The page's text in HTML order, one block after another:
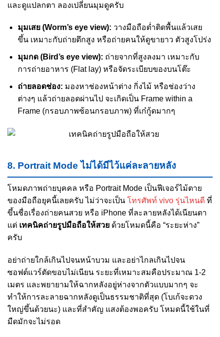
และดูแปลกตา ลองเปลี่ยนมุมดูครับ
มุมเสย (Worm’s eye view): วางมือถือต่ำติดพื้นแล้วเสย
ขึ้น เหมาะกับถ่ายตึกสูง หรือถ่ายคนให้ดูขายาว ตัวสูงโปร่ง
มุมกด (Bird’s eye view): ถ่ายจากที่สูงลงมา เหมาะกับ
การถ่ายอาหาร (Flat lay) หรือจัดระเบียบของบนโต๊ะ
ถ่ายลอดช่อง: มองหาช่องหน้าต่าง กิ่งไม้ หรือช่องว่าง
ต่างๆ แล้วถ่ายลอดผ่านไป จะเกิดเป็น Frame within a
Frame (กรอบภาพซ้อนกรอบภาพ) ที่เก๋กู้ดมากๆ
8. Portrait Mode ไม่ได้มีไว้แค่ละลายหลัง
โหมดภาพถ่ายบุคคล หรือ Portrait Mode เป็นฟีเจอร์ไม้ตาย
ของมือถือยุคนี้เลยครับ ไม่ว่าจะเป็น โทรศัพท์ vivo รุ่นไหนดี ที่
ขึ้นชื่อเรื่องถ่ายคนสวย หรือ iPhone ที่ละลายหลังได้เนียนตา
แต่ เทคนิคถ่ายรูปมือถือให้สวย ด้วยโหมดนี้คือ “ระยะห่าง”
ครับ
อย่าถ่ายใกล้เกินไปจนหน้าบวม และอย่าไกลเกินไปจน
ซอฟต์แวร์ตัดขอบไม่เนียน ระยะที่เหมาะสมคือประมาณ 1-2
เมตร และพยายามให้ฉากหลังอยู่ห่างจากตัวแบบมากๆ จะ
ทำให้การละลายฉากหลังดูเป็นธรรมชาติที่สุด (โบเก้จะดวง
ใหญ่ขึ้นด้วยนะ) และที่สำคัญ แสงต้องพอครับ โหมดนี้ใช้ในที่
มืดมักจะไม่รอด